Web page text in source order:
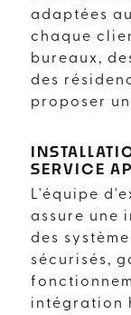
adaptées
chaque
bureaux,
des
proposer
SERVICE
L'équipe
assure une
des
sécurisés,
intégration